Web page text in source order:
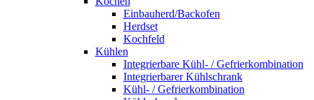
Einbauherd/Backofen
Herdset
Kochfeld
Kühlen
Integrierbare Kühl- / Gefrierkombination
Integrierbarer Kühlschrank
Kühl- / Gefrierkombination